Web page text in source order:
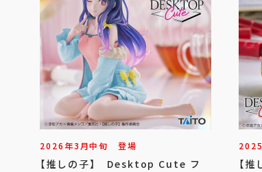
2026年3月中旬 登場
【推しの子】 Desktop Cute フ
【